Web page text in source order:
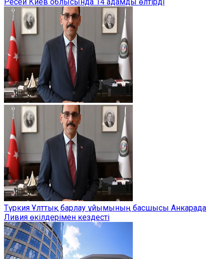
Түркия Ұлттық барлау ұйымының басшысы Анкарада
Ливия өкілдерімен кездесті